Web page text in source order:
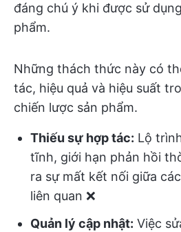
đáng chú ý khi được sử
phẩm.
Những thách thức này có
tác, hiệu quả và hiệu suất
chiến lược sản phẩm.
Thiếu sự hợp tác: Lộ
tĩnh, giới hạn phản hồi
ra sự mất kết nối giữa
liên quan ❌
Quản lý cập nhật: Việc